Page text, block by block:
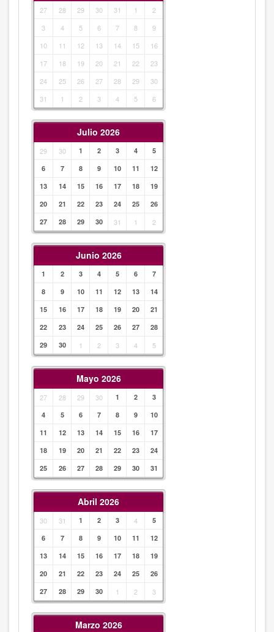
27 28 29 30 31 1
2
3
4 5 6 7 8
9
10
11 12 13 14 15
16
17
18 19 20 21 22
23
24
25 26 27 28 29
30
31
1 2 3 4 5 6
Julio 2026
29 30 1 2 3 4
5
6
7 8 9 10 11
12
13
14 15 16 17 18
19
20
21 22 23 24 25
26
27
28 29 30 31 1 2
Junio 2026
1 2 3 4 5 6
7
8
9 10 11 12 13
14
15
16 17 18 19 20
21
22
23 24 25 26 27
28
29
30 1 2 3 4 5
Mayo 2026
27 28 29 30 1 2
3
4
5 6 7 8 9
10
11
12 13 14 15 16
17
18
19 20 21 22 23
24
25
26 27 28 29 30 31
Abril 2026
30 31 1 2 3 4
5
6
7 8 9 10 11
12
13
14 15 16 17 18
19
20
21 22 23 24 25
26
27
28 29 30 1 2 3
Marzo 2026